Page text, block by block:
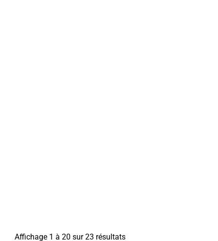
Affichage 1 à 20 sur 23 résultats